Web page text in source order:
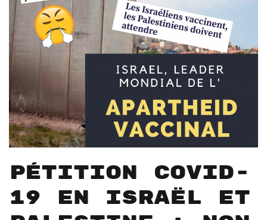
Pétition Covid-
19 en Israël et